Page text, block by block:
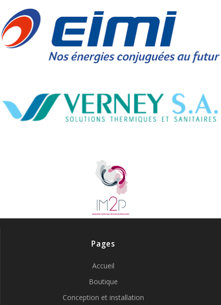
Pages
Accueil
Boutique
Conception et installation